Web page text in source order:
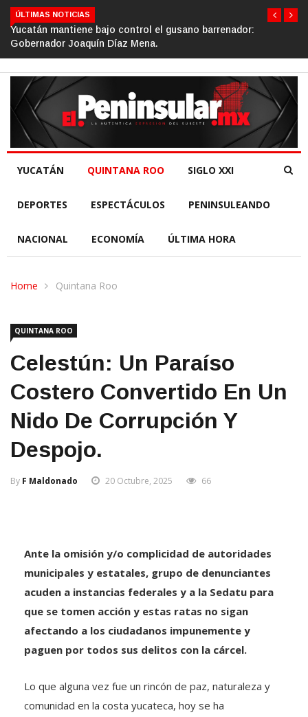
ÚLTIMAS NOTICIAS
Gino Segura impulsa el turismo comunitario
de la República.
YUCATÁN QUINTANA ROO SIGLO XXI
DEPORTES ESPECTÁCULOS PENINSULEANDO
NACIONAL ECONOMÍA ÚLTIMA HORA
Home Quintana Roo
QUINTANA ROO
Celestún: Un Paraíso
Costero Convertido En Un
Nido De Corrupción Y
Despojo.
By F Maldonado 20 Octubre, 2025 66
Ante la omisión y/o complicidad de autoridades
municipales y estatales, grupo de denunciantes
acuden a instancias federales y a la Sedatu para
que se tomen acción y estas ratas no sigan
afectando a los ciudadanos impunemente y
paguen por todos sus delitos con la cárcel.
Lo que alguna vez fue un rincón de paz, naturaleza y
comunidad en la costa yucateca, hoy se ha